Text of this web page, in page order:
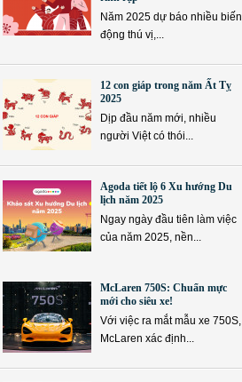
Năm 2025 dự báo nhiều biến
động thú vị,...
12 con giáp trong năm Ất Tỵ
2025
Dịp đầu năm mới, nhiều
người Việt có thói...
Agoda tiết lộ 6 Xu hướng Du
lịch năm 2025
Ngay ngày đầu tiên làm việc
của năm 2025, nền...
McLaren 750S: Chuẩn mực
mới cho siêu xe!
Với việc ra mắt mẫu xe 750S,
McLaren xác định...